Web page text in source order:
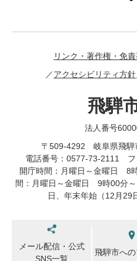
リンク・著作権・免
アクセシビリティ方針
飛騨
法人番号
〒509-4292 岐阜県飛騨
電話番号：0577-73-2111 フ
開庁時間：月曜日～金曜日 8
間：月曜日～金曜日 9時00分
日、年末年始（12月29
メール配信・公式
SNS一覧
飛騨市へ